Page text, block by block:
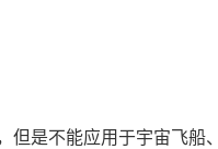
是不能应用于宇宙飞船